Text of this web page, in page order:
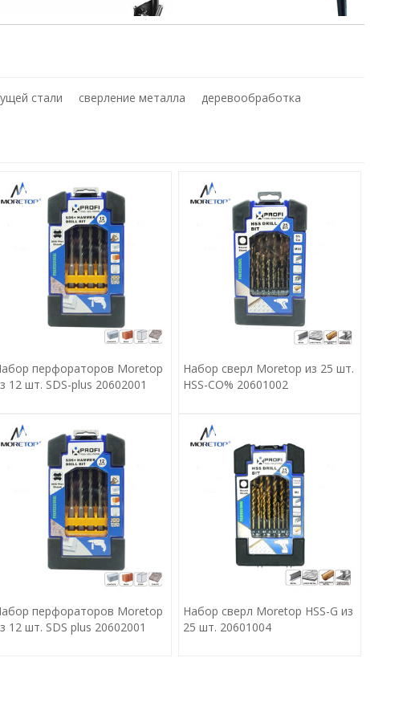
стали сверление металла деревообработка
перфораторов Moretop
12 шт. SDS-plus 20602001
Набор сверл Moretop из 25 шт.
HSS-CO% 20601002
перфораторов Moretop
12 шт. SDS plus 20602001
Набор сверл Moretop HSS-G из
25 шт. 20601004